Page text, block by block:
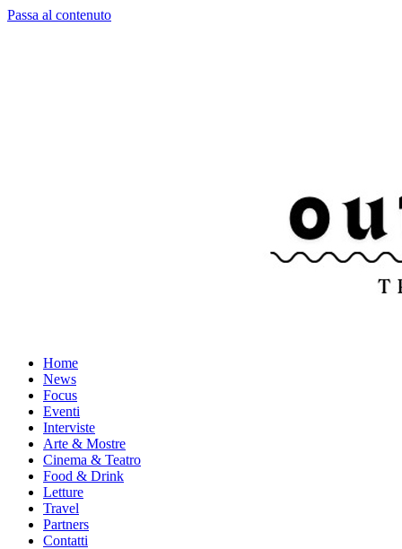
Passa al contenuto
Home
News
Focus
Eventi
Interviste
Arte & Mostre
Cinema & Teatro
Food & Drink
Letture
Travel
Partners
Contatti